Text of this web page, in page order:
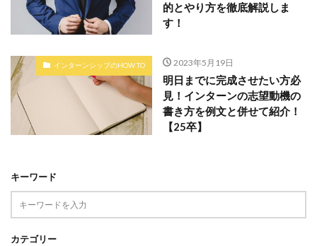
的とやり方を徹底解説しま
す！
インターンシップのHOW TO 2023年5月19日
明日までに完成させたい方必
見！インターンの志望動機の
書き方を例文と併せて紹介！
【25卒】
キーワード
カテゴリー